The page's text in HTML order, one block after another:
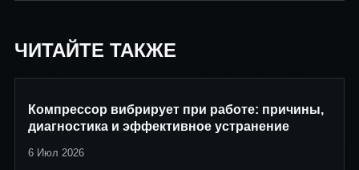
ЧИТАЙТЕ ТАКЖЕ
Компрессор вибрирует при работе: причины,
диагностика и эффективное устранение
6 Июл 2026